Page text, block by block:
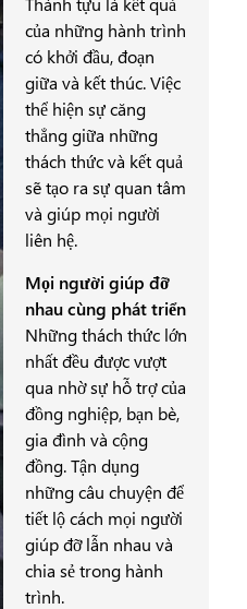
của những hành trình
có khởi đầu, đoạn
giữa và kết thúc. Việc
thể hiện sự căng
thẳng giữa những
thách thức và kết quả
sẽ tạo ra sự quan tâm
và giúp mọi người
liên hệ.
Mọi người giúp đỡ
nhau cùng phát triển
Những thách thức lớn
nhất đều được vượt
qua nhờ sự hỗ trợ của
đồng nghiệp, bạn bè,
gia đình và cộng
đồng. Tận dụng
những câu chuyện để
tiết lộ cách mọi người
giúp đỡ lẫn nhau và
chia sẻ trong hành
trình.